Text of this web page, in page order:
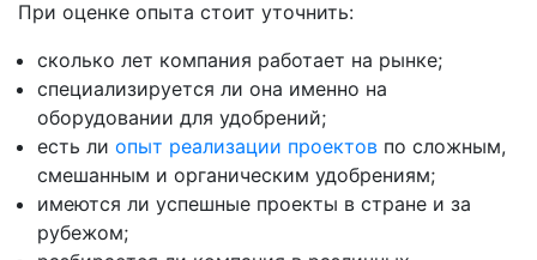
При оценке опыта стоит уточнить:
сколько лет компания работает на рынке;
специализируется ли она именно на
оборудовании для удобрений;
есть ли опыт реализации проектов по сложным,
смешанным и органическим удобрениям;
имеются ли успешные проекты в стране и за
рубежом;